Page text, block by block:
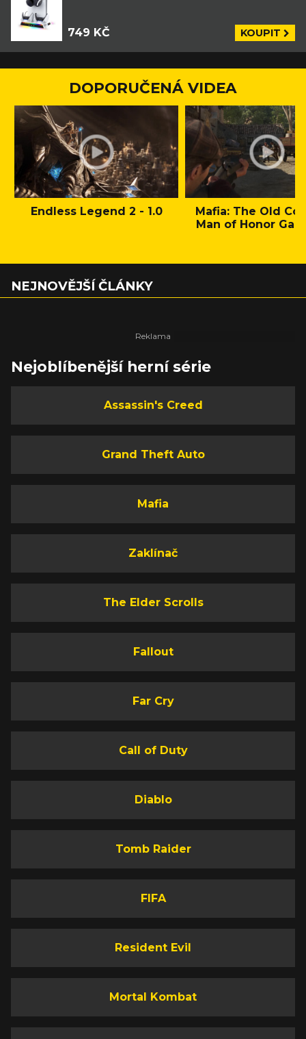
749 KČ KOUPIT
DOPORUČENÁ VIDEA
Endless Legend 2 - 1.0
Mafia: The Old
Man of Honor
NEJNOVĚJŠÍ ČLÁNKY
Nejoblíbenější herní série
Assassin's Creed
Grand Theft Auto
Mafia
Zaklínač
The Elder Scrolls
Fallout
Far Cry
Call of Duty
Diablo
Tomb Raider
FIFA
Resident Evil
Mortal Kombat